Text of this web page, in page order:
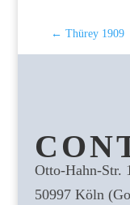
← Thürey 1909
Otto-Hahn-Str.
50997 Köln